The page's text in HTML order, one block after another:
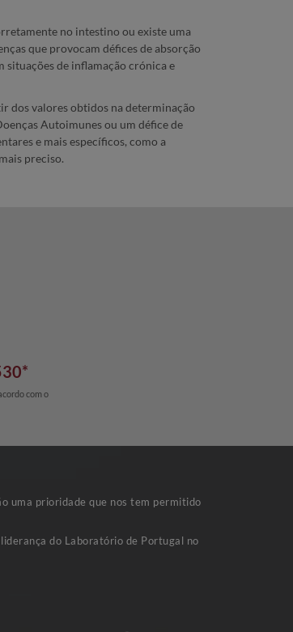
no intestino ou existe uma
que provocam défices de absorção
situações de inflamação crónica e
dos valores obtidos na determinação
Autoimunes ou um défice de
e mais específicos, como a
preciso.
com o
uma prioridade que nos tem permitido
do Laboratório de Portugal no